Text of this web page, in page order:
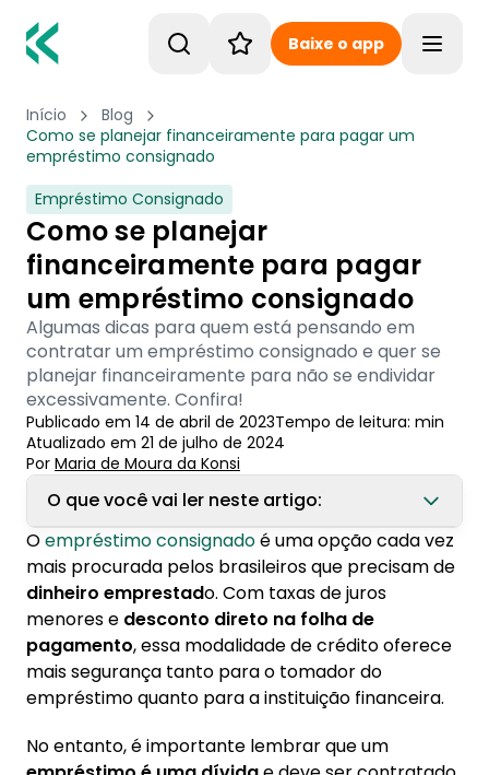
Baixe o app
Início
Blog
Como se planejar financeiramente para pagar um
empréstimo consignado
Empréstimo Consignado
Como se planejar
financeiramente para pagar
um empréstimo consignado
Algumas dicas para quem está pensando em
contratar um empréstimo consignado e quer se
planejar financeiramente para não se endividar
excessivamente. Confira!
Publicado em 14 de abril de 2023Tempo de leitura: min
Atualizado em 21 de julho de 2024
Por Maria de Moura da Konsi
O que você vai ler neste artigo:
1. Analise suas finanças
2. Escolha um prazo adequado
3. Evite contrair novas dívidas
4. Corte o supérfluo!
5. Tenha uma reserva de emergência
Oempréstimo consignadoé uma opção cada vez
mais procurada pelos brasileiros que precisam de
dinheiro emprestado. Com taxas de juros
menores e desconto direto na folha de
pagamento, essa modalidade de crédito oferece
mais segurança tanto para o tomador do
empréstimo quanto para a instituição financeira.
No entanto, é importante lembrar que um